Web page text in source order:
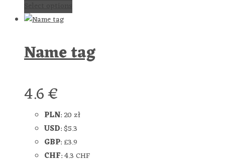
Name tag
4.6€
PLN:20 zł
USD:$5.3
GBP:£3.9
CHF:4.3 CHF